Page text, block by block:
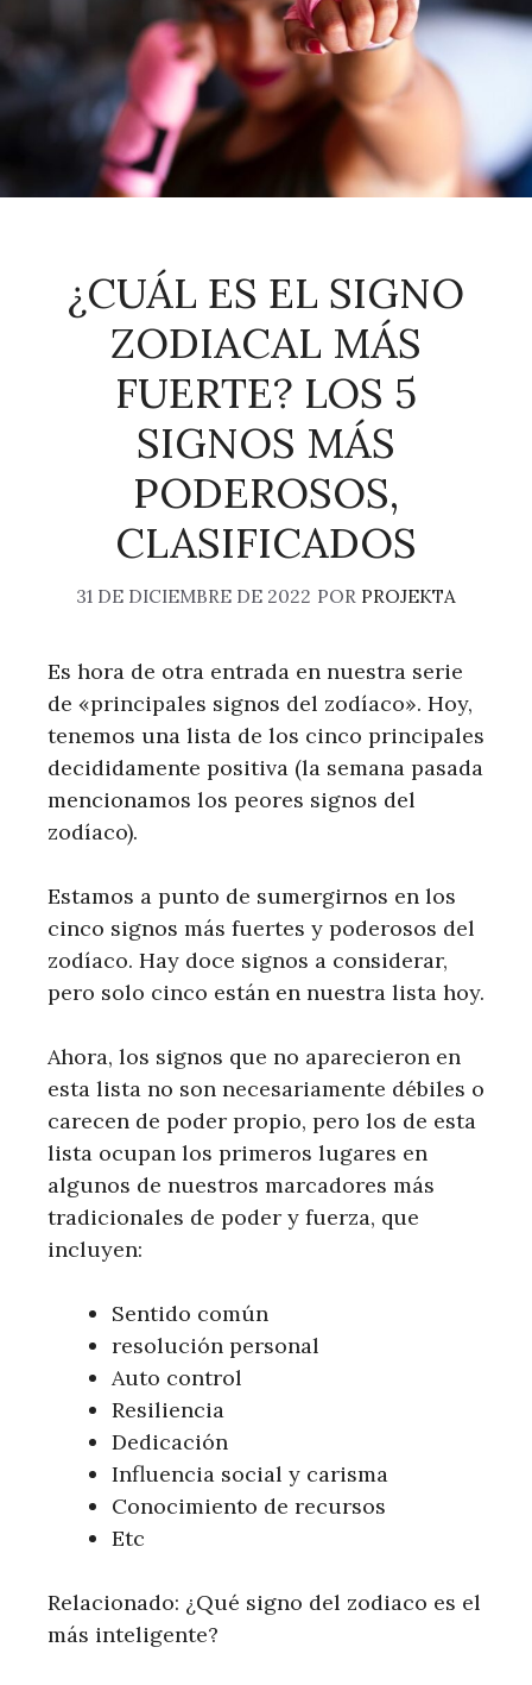
¿CUÁL ES EL SIGNO
ZODIACAL MÁS
FUERTE? LOS 5
SIGNOS MÁS
PODEROSOS,
CLASIFICADOS
31 DE DICIEMBRE DE 2022 POR PROJEKTA
Es hora de otra entrada en nuestra serie
de «principales signos del zodíaco». Hoy,
tenemos una lista de los cinco principales
decididamente positiva (la semana pasada
mencionamos los peores signos del
zodíaco).
Estamos a punto de sumergirnos en los
cinco signos más fuertes y poderosos del
zodíaco. Hay doce signos a considerar,
pero solo cinco están en nuestra lista hoy.
Ahora, los signos que no aparecieron en
esta lista no son necesariamente débiles o
carecen de poder propio, pero los de esta
lista ocupan los primeros lugares en
algunos de nuestros marcadores más
tradicionales de poder y fuerza, que
incluyen:
Sentido común
resolución personal
Auto control
Resiliencia
Dedicación
Influencia social y carisma
Conocimiento de recursos
Etc
Relacionado: ¿Qué signo del zodiaco es el
más inteligente?